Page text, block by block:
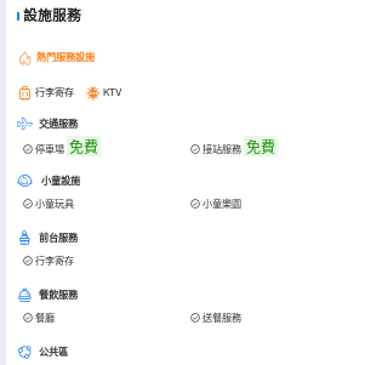
設施服務
熱門服務設施
行李寄存 KTV
交通服務
停車場 免費 接站服務 免費
小童設施
小童玩具 小童樂園
前台服務
行李寄存
餐飲服務
餐廳 送餐服務
公共區